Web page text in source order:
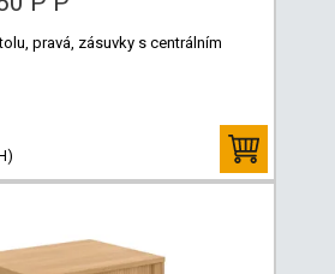
pravá, zásuvky s centrálním